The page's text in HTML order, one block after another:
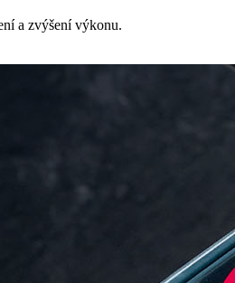
a zvýšení výkonu.